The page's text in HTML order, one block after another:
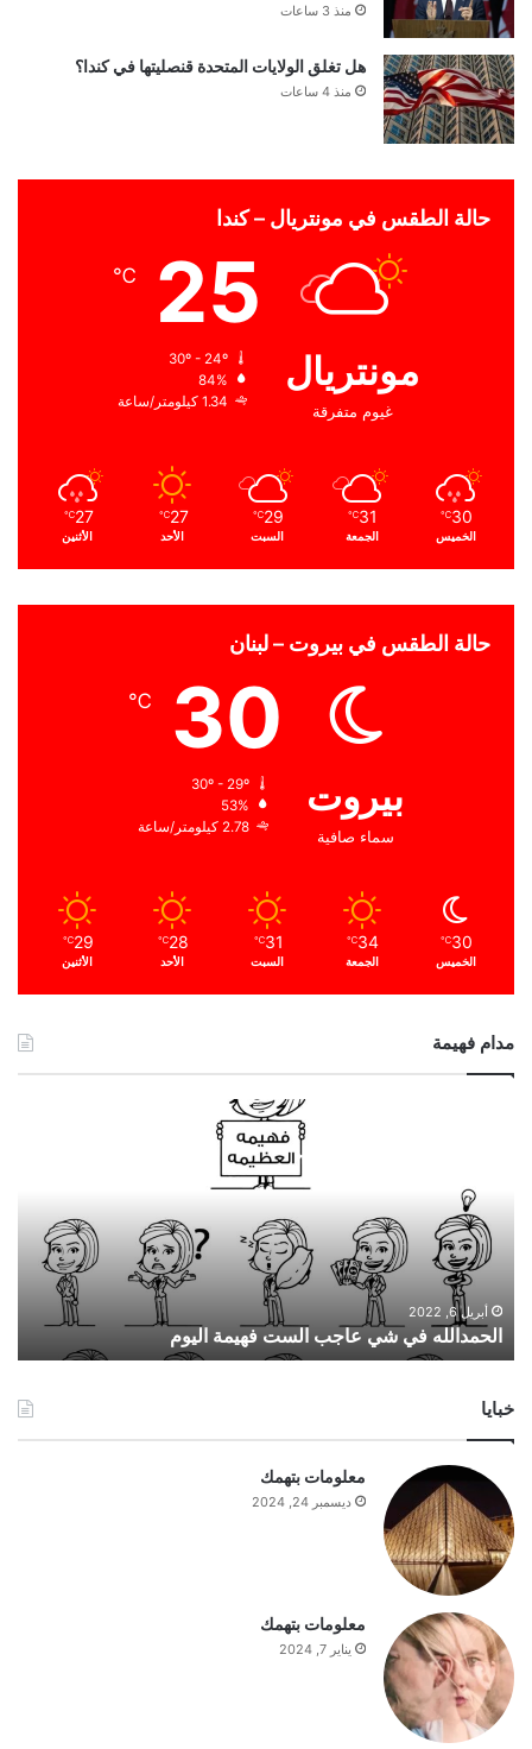
منذ 3 ساعات
هل تغلق الولايات المتحدة قنصليتها في كندا؟
منذ 4 ساعات
حالة الطقس في مونتريال – كندا
مونتريال
غيوم متفرقة
25
℃
84%
1.34 كيلومتر/ساعة
30
℃
الخميس
31
℃
الجمعة
29
℃
السبت
27
℃
الأحد
27
℃
الأثنين
حالة الطقس في بيروت – لبنان
بيروت
سماء صافية
30
℃
53%
2.78 كيلومتر/ساعة
30
℃
الخميس
34
℃
الجمعة
31
℃
السبت
28
℃
الأحد
29
℃
الأثنين
مدام فهيمة
ي
ي
ع
ب
ا
ل
ه
ي
م
أبريل 6, 2022
الحمدالله في شي عاجب الست فهيمة اليوم
خبايا
معلومات بتهمك
ديسمبر 24, 2024
معلومات بتهمك
يناير 7, 2024